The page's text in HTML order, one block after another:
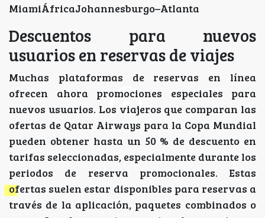
MiamiÁfricaJohannesburgo–Atlanta
Descuentos para nuevos
usuarios en reservas de viajes
Muchas plataformas de reservas en línea
ofrecen ahora promociones especiales para
nuevos usuarios. Los viajeros que comparan las
ofertas de Qatar Airways para la Copa Mundial
pueden obtener hasta un 50 % de descuento en
tarifas seleccionadas, especialmente durante los
periodos de reserva promocionales. Estas
ofertas suelen estar disponibles para reservas a
través de la aplicación, paquetes combinados o